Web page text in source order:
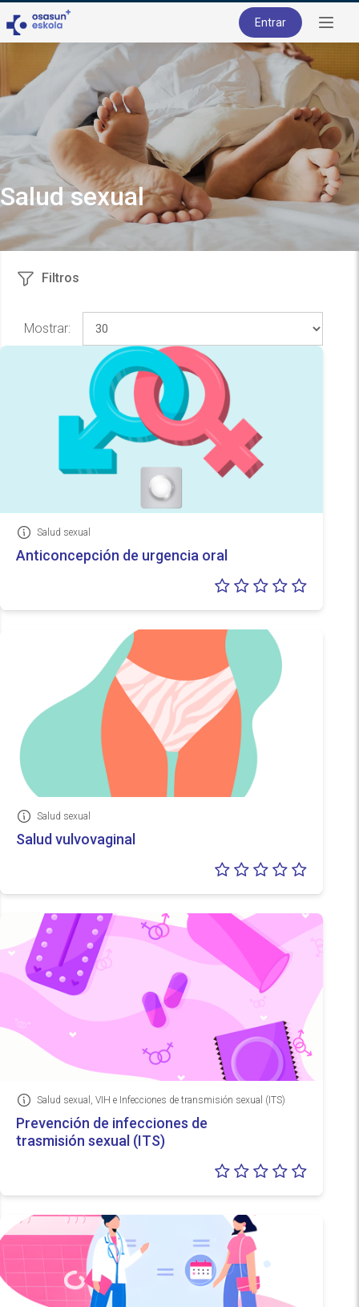
Entrar
Salud sexual
Filtros
Mostrar:
Información
Salud sexual
Anticoncepción de urgencia oral
Información
Salud sexual
Salud vulvovaginal
Información
Salud sexual, VIH e Infecciones de transmisión sexual (ITS)
Prevención de infecciones de
trasmisión sexual (ITS)